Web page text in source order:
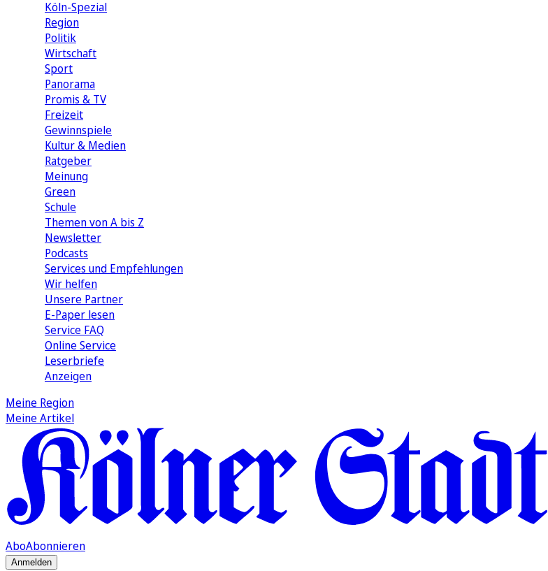
Köln-Spezial
Region
Politik
Wirtschaft
Sport
Panorama
Promis & TV
Freizeit
Gewinnspiele
Kultur & Medien
Ratgeber
Meinung
Green
Schule
Themen von A bis Z
Newsletter
Podcasts
Services und Empfehlungen
Wir helfen
Unsere Partner
E-Paper lesen
Service FAQ
Online Service
Leserbriefe
Anzeigen
Meine Region
Meine Artikel
AboAbonnieren
Anmelden